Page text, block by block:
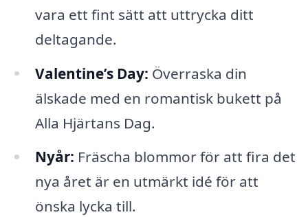
vara ett fint sätt att uttrycka ditt
deltagande.
Valentine’s Day: Överraska din
älskade med en romantisk bukett på
Alla Hjärtans Dag.
Nyår: Fräscha blommor för att fira det
nya året är en utmärkt idé för att
önska lycka till.